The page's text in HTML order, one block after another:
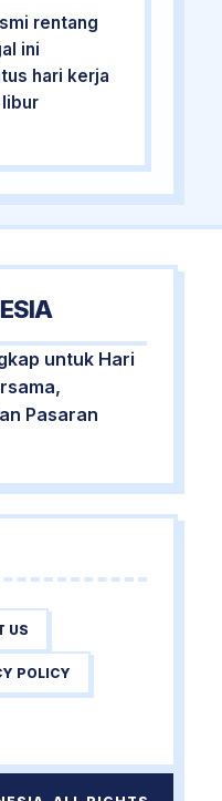
rentang
ini
hari kerja
untuk Hari
Pasaran
US
POLICY